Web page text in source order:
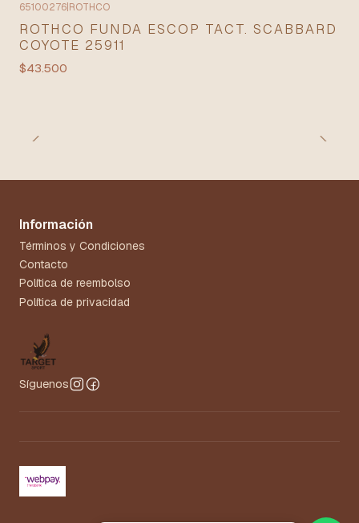
65100276 ROTHCO
ROTHCO FUNDA ESCOP TACT. SCABBARD
COYOTE 25911
$43.500
Información
Términos y Condiciones
Contacto
Política de reembolso
Política de privacidad
Síguenos